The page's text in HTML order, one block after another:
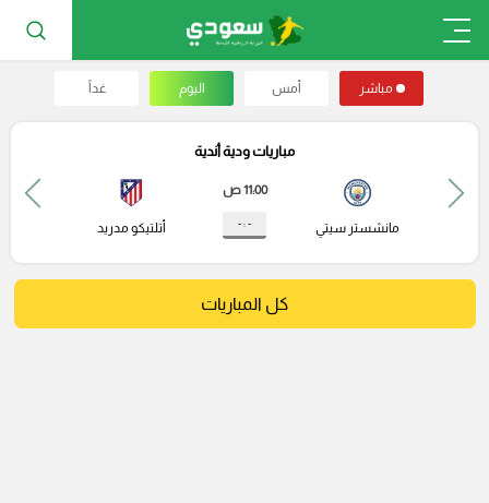
مباشر أمس اليوم غداً
مباريات ودية أندية
مانشستر سيتي
11:00 ص
- : - أتلتيكو مدريد
كل المباريات